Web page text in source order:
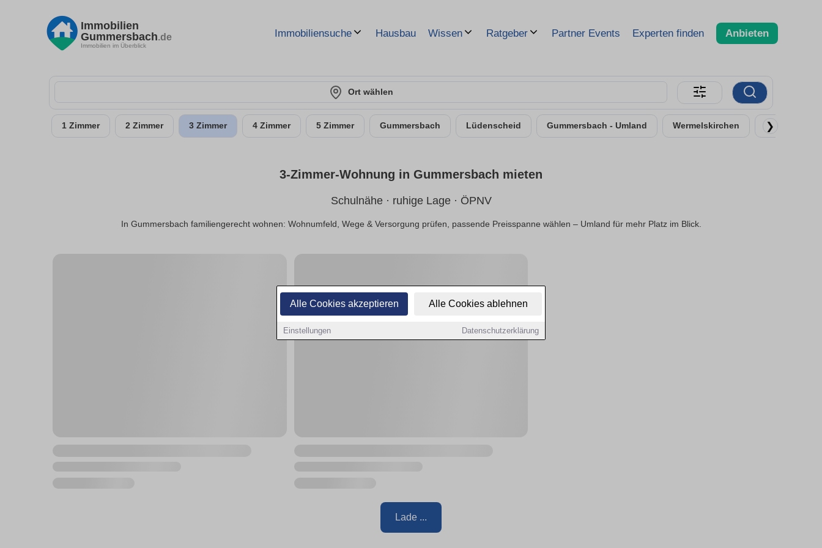
Alle Cookies akzeptieren Alle Cookies ablehnen
Einstellungen Datenschutzerklärung
Immobilien
Gummersbach.de
Immobilien im Überblick
Immobiliensuche Hausbau Wissen Ratgeber Partner Events Experten finden Anbieten
Ort wählen
1 Zimmer 2 Zimmer 3 Zimmer 4 Zimmer 5 Zimmer Gummersbach Lüdenscheid Gummersbach - Umland Wermelskirchen Overath
❯
3-Zimmer-Wohnung in Gummersbach mieten
Schulnähe · ruhige Lage · ÖPNV
In Gummersbach familiengerecht wohnen: Wohnumfeld, Wege & Versorgung prüfen, passende Preisspanne wählen – Umland für mehr Platz im Blick.
Lade ...